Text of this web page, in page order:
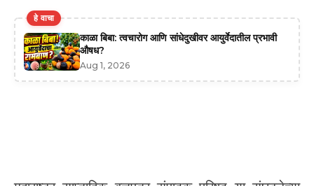
हे वाचा
काळा बिबा: त्वचारोग आणि सांधेदुखीवर आयुर्वेदातील प्रभावी
औषध?
Aug 1, 2026